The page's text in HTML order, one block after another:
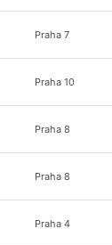
Praha 7
Praha 10
Praha 8
Praha 8
Praha 4